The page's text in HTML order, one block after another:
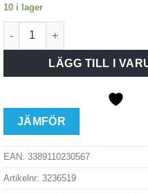
10 i lager
Överströmsrelä 3,7-5,5A mängd
LÄGG TILL I
JÄMFÖR
EAN: 3389110230567
Artikelnr: 3236519